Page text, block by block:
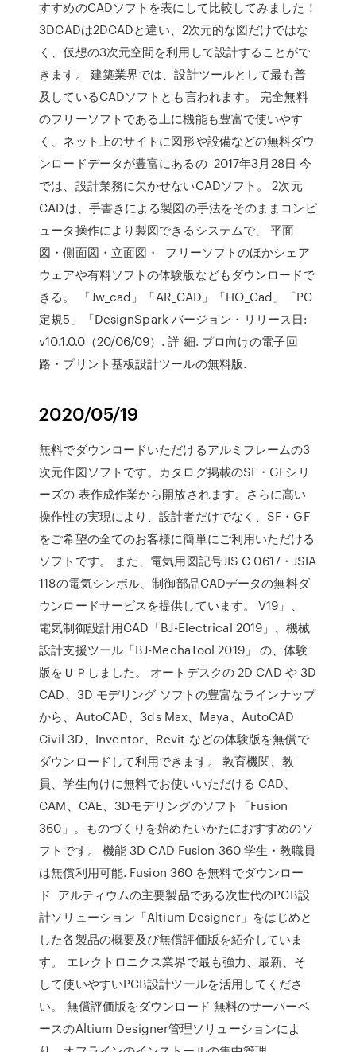
すすめのCADソフトを表にして比較してみました！
3DCADは2DCADと違い、2次元的な図だけではな
く、仮想の3次元空間を利用して設計することがで
きます。 建築業界では、設計ツールとして最も普
及しているCADソフトとも言われます。 完全無料
のフリーソフトである上に機能も豊富で使いやす
く、ネット上のサイトに図形や設備などの無料ダウ
ンロードデータが豊富にあるの 2017年3月28日 今
では、設計業務に欠かせないCADソフト。 2次元
CADは、手書きによる製図の手法をそのままコンピ
ュータ操作により製図できるシステムで、 平面
図・側面図・立面図・ フリーソフトのほかシェア
ウェアや有料ソフトの体験版などもダウンロードで
きる。 「Jw_cad」「AR_CAD」「HO_Cad」「PC
定規5」「DesignSpark バージョン・リリース日:
v10.1.0.0（20/06/09）. 詳 細. プロ向けの電子回
路・プリント基板設計ツールの無料版.
2020/05/19
無料でダウンロードいただけるアルミフレームの3
次元作図ソフトです。カタログ掲載のSF・GFシリ
ーズの 表作成作業から開放されます。さらに高い
操作性の実現により、設計者だけでなく、SF・GF
をご希望の全てのお客様に簡単にご利用いただける
ソフトです。 また、電気用図記号JIS C 0617・JSIA
118の電気シンボル、制御部品CADデータの無料ダ
ウンロードサービスを提供しています。 V19」、
電気制御設計用CAD「BJ-Electrical 2019」、機械
設計支援ツール「BJ-MechaTool 2019」 の、体験
版をＵＰしました。 オートデスクの 2D CAD や 3D
CAD、3D モデリング ソフトの豊富なラインナップ
から、AutoCAD、3ds Max、Maya、AutoCAD
Civil 3D、Inventor、Revit などの体験版を無償で
ダウンロードして利用できます。 教育機関、教
員、学生向けに無料でお使いいただける CAD、
CAM、CAE、3Dモデリングのソフト「Fusion
360」。ものづくりを始めたいかたにおすすめのソ
フトです。 機能 3D CAD Fusion 360 学生・教職員
は無償利用可能. Fusion 360 を無料でダウンロー
ド アルティウムの主要製品である次世代のPCB設
計ソリューション「Altium Designer」をはじめと
した各製品の概要及び無償評価版を紹介していま
す。 エレクトロニクス業界で最も強力、最新、そ
して使いやすいPCB設計ツールを活用してくださ
い。 無償評価版をダウンロード 無料のサーバーベ
ースのAltium Designer管理ソリューションによ